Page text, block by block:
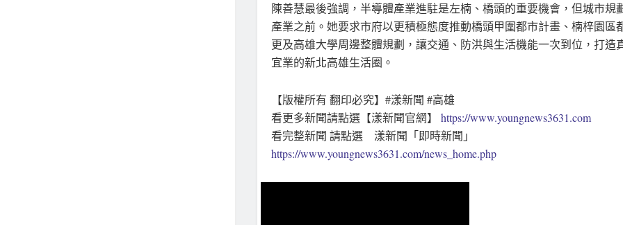
陳善慧最後強調，半導體產業進駐是左楠、橋頭的重要機會，但城市規
產業之前。她要求市府以更積極態度推動橋頭甲圍都市計畫、楠梓園區
更及高雄大學周邊整體規劃，讓交通、防洪與生活機能一次到位，打造
宜業的新北高雄生活圈。
【版權所有 翻印必究】#漾新聞 #高雄
看更多新聞請點選【漾新聞官網】 https://www.youngnews3631.com
看完整新聞 請點選 漾新聞「即時新聞」
https://www.youngnews3631.com/news_home.php